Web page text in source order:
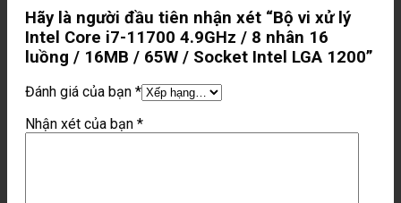
Hãy là người đầu tiên nhận xét “Bộ vi xử lý
Intel Core i7-11700 4.9GHz / 8 nhân 16
luồng / 16MB / 65W / Socket Intel LGA 1200”
Đánh giá của bạn *
Nhận xét của bạn *